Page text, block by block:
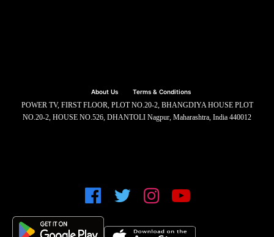
About Us Terms & Conditions
POWER TV, FIRST FLOOR, PLOT NO.20-2, BHANGDIYA HOUSE PLOT
NO.20-2, HOUSE NO.526, DHANTOLI Nagpur, Maharashtra, India 440012